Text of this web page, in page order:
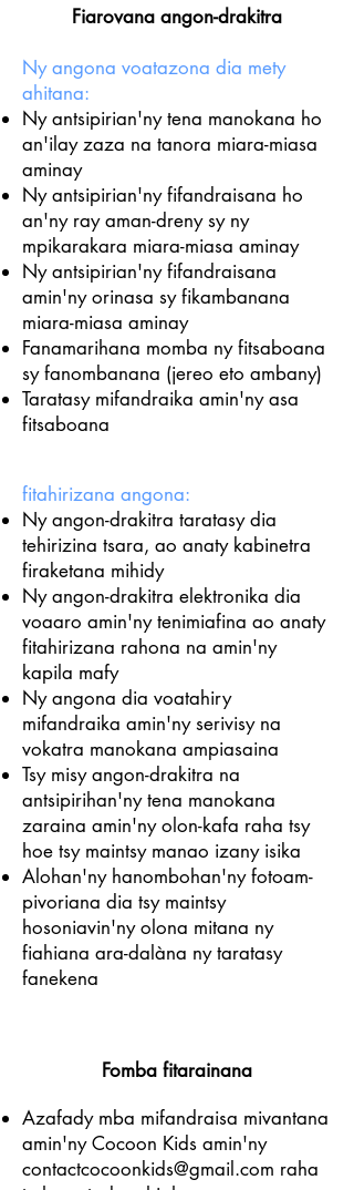
Fiarovana angon-drakitra
Ny angona voatazona dia mety
ahitana:
Ny antsipirian'ny tena manokana ho
an'ilay zaza na tanora miara-miasa
aminay
Ny antsipirian'ny fifandraisana ho
an'ny ray aman-dreny sy ny
mpikarakara miara-miasa aminay
Ny antsipirian'ny fifandraisana
amin'ny orinasa sy fikambanana
miara-miasa aminay
Fanamarihana momba ny fitsaboana
sy fanombanana (jereo eto ambany)
Taratasy mifandraika amin'ny asa
fitsaboana
fitahirizana angona:
Ny angon-drakitra taratasy dia
tehirizina tsara, ao anaty kabinetra
firaketana mihidy
Ny angon-drakitra elektronika dia
voaaro amin'ny tenimiafina ao anaty
fitahirizana rahona na amin'ny
kapila mafy
Ny angona dia voatahiry
mifandraika amin'ny serivisy na
vokatra manokana ampiasaina
Tsy misy angon-drakitra na
antsipirihan'ny tena manokana
zaraina amin'ny olon-kafa raha tsy
hoe tsy maintsy manao izany isika
Alohan'ny hanombohan'ny fotoam-
pivoriana dia tsy maintsy
hosoniavin'ny olona mitana ny
fiahiana ara-dalàna ny taratasy
fanekena
Fomba fitarainana
Azafady mba mifandraisa mivantana
amin'ny Cocoon Kids amin'ny
contactcocoonkids@gmail.com raha